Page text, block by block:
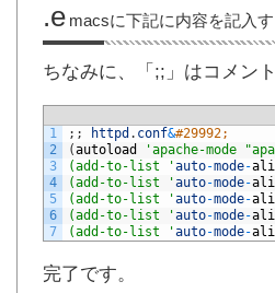
.e macsに下記に内容を記入す
ちなみに、「;;」はコメント
1
2
3
4
5
6
7
; ; httpd . conf&#29992;
(autoload
'apache-mode
(add-to-list 'auto-mode-
(add-to-list 'auto-mode-
(add-to-list 'auto-mode-
(add-to-list 'auto-mode-
(add-to-list 'auto-mode-
完了です。